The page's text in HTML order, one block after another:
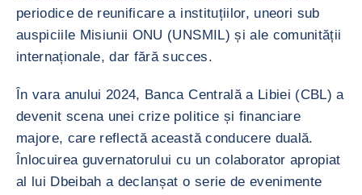
periodice de reunificare a instituțiilor, uneori sub
auspiciile Misiunii ONU (UNSMIL) și ale comunității
internaționale, dar fără succes.
În vara anului 2024, Banca Centrală a Libiei (CBL) a
devenit scena unei crize politice și financiare
majore, care reflectă această conducere duală.
Înlocuirea guvernatorului cu un colaborator apropiat
al lui Dbeibah a declanșat o serie de evenimente